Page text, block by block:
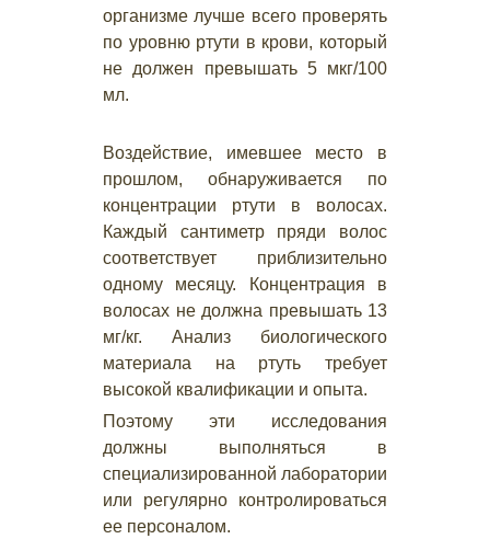
организме лучше всего проверять
по уровню ртути в крови, который
не должен превышать 5 мкг/100
мл.
Воздействие, имевшее место в
прошлом, обнаруживается по
концентрации ртути в волосах.
Каждый сантиметр пряди волос
соответствует приблизительно
одному месяцу. Концентрация в
волосах не должна превышать 13
мг/кг. Анализ биологического
материала на ртуть требует
высокой квалификации и опыта.
Поэтому эти исследования
должны выполняться в
специализированной лаборатории
или регулярно контролироваться
ее персоналом.